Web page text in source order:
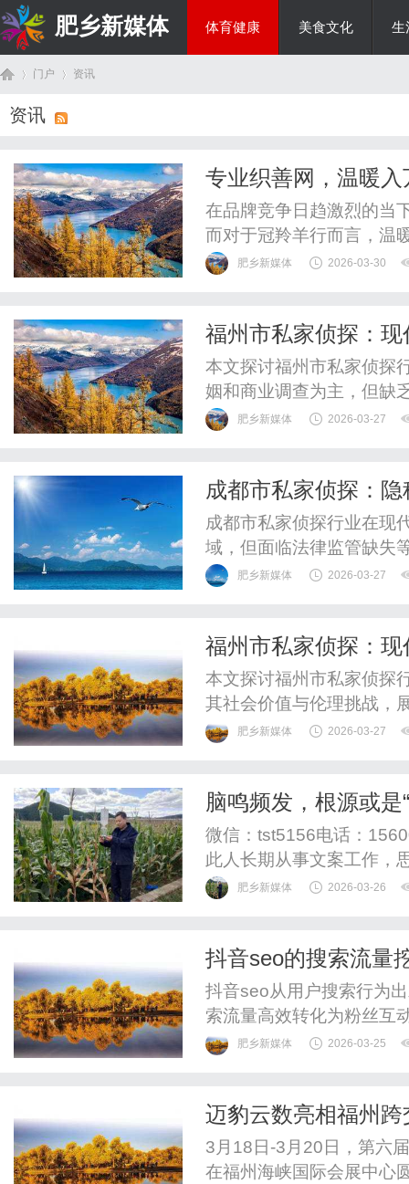
肥乡新媒体 体育健康 美食文化 生
门户 资讯
资讯
专业织善网，温暖
度？
在品牌竞争日趋激烈的当
而对于冠羚羊行而言，温
哲学，它贯穿于从奶源管
陪伴的善网，让品牌的温
肥乡新媒体 2026-03-30
福州市私家侦探：
本文探讨福州市私家侦探
姻和商业调查为主，但缺
并遵循合法手段，未来可
肥乡新媒体 2026-03-27
成都市私家侦探：
成都市私家侦探行业在现
域，但面临法律监管缺失
来或向技术化转型，公众
肥乡新媒体 2026-03-27
福州市私家侦探：
本文探讨福州市私家侦探
其社会价值与伦理挑战，
肥乡新媒体 2026-03-27
脑鸣频发，根源或
经验
微信：tst5156电话：
此人长期从事文案工作，
中鸣响，似有细流嘶嘶不
不显，鸣响时轻时重，逐
肥乡新媒体 2026-03-26
抖音seo的搜索流量
抖音seo从用户搜索行为
索流量高效转化为粉丝互
结果优化，抖音用户决策
频封面与标题吸引力，在
肥乡新媒体 2026-03-25
迈豹云数亮相福州跨
金全球
3月18日-3月20日，第六
在福州海峡国际会展中心